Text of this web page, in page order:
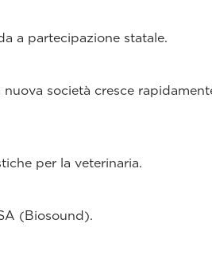
a partecipazione statale.
società cresce
per la veterinaria.
(Biosound).